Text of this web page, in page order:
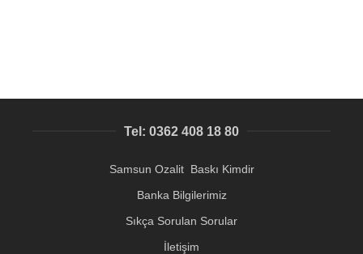
Tel: 0362 408 18 80
Samsun Ozalit Baskı Kimdir
Banka Bilgilerimiz
Sıkça Sorulan Sorular
İletişim